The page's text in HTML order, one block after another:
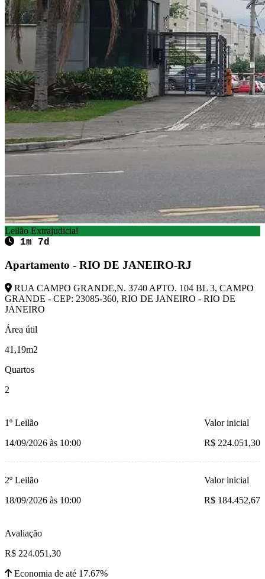
Leilão Extrajudicial
1m 7d
Apartamento - RIO DE JANEIRO-RJ
RUA CAMPO GRANDE,N. 3740 APTO. 104 BL 3, CAMPO
GRANDE - CEP: 23085-360, RIO DE JANEIRO - RIO DE
JANEIRO
Área útil
41,19m2
Quartos
2
1º Leilão
14/09/2026 às 10:00
Valor inicial
R$ 224.051,30
2º Leilão
18/09/2026 às 10:00
Valor inicial
R$ 184.452,67
Avaliação
R$ 224.051,30
Economia de até 17.67%